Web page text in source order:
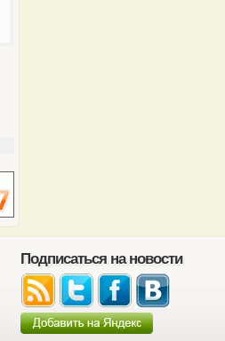
Подписаться на новости